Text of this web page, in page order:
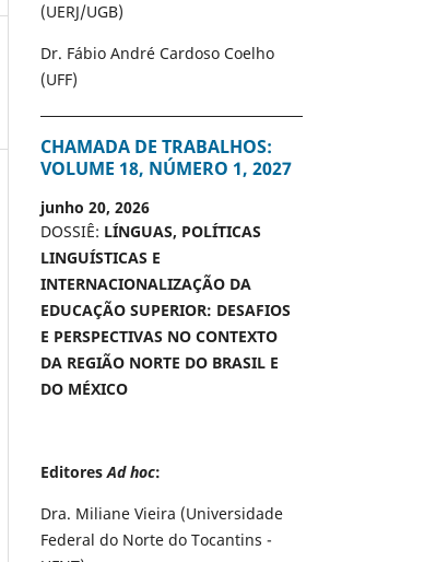
(UERJ/UGB)
Dr. Fábio André Cardoso Coelho
(UFF)
CHAMADA DE TRABALHOS:
VOLUME 18, NÚMERO 1, 2027
junho 20, 2026
DOSSIÊ: LÍNGUAS, POLÍTICAS
LINGUÍSTICAS E
INTERNACIONALIZAÇÃO DA
EDUCAÇÃO SUPERIOR: DESAFIOS
E PERSPECTIVAS NO CONTEXTO
DA REGIÃO NORTE DO BRASIL E
DO MÉXICO
EditoresAd hoc:
Dra. Miliane Vieira (Universidade
Federal do Norte do Tocantins -